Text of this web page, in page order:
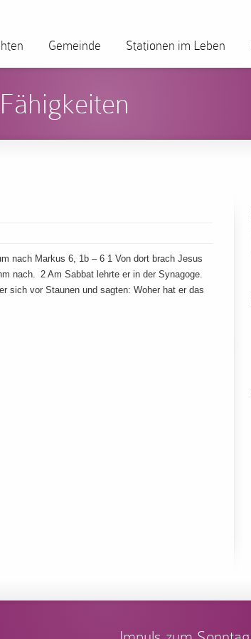
Gemeinde Stationen im Leben
nach Markus 6, 1b – 6 1 Von dort brach Jesus
nach. 2 Am Sabbat lehrte er in der Synagoge.
sich vor Staunen und sagten: Woher hat er das